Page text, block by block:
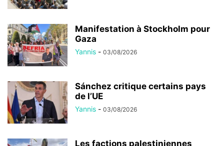
Manifestation à Stockholm pour
Gaza
Yannis - 03/08/2026
Sánchez critique certains pays
de l’UE
Yannis - 03/08/2026
Les factions palestiniennes